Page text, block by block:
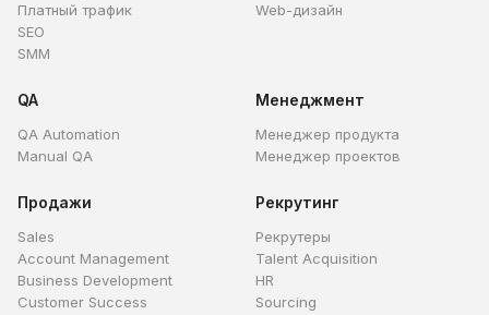
Платный трафик
SEO
SMM
Web-дизайн
QA
QA Automation
Manual QA
Менеджмент
Менеджер продукта
Менеджер проектов
Продажи
Sales
Account Management
Business Development
Customer Success
Рекрутинг
Рекрутеры
Talent Acquisition
HR
Sourcing